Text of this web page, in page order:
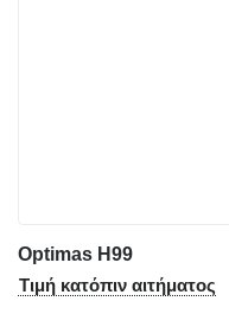
Optimas H99
Τιμή κατόπιν αιτήματος